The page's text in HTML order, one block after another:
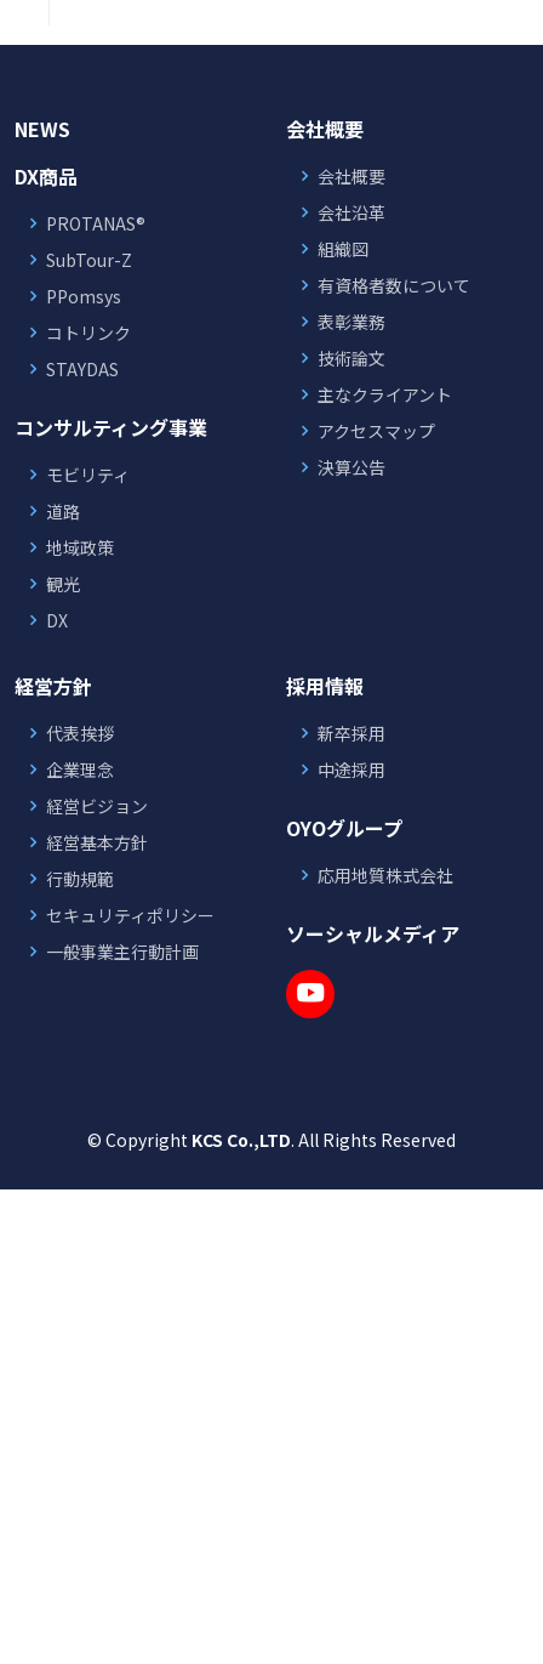
NEWS
DX商品
PROTANAS®
SubTour-Z
PPomsys
コトリンク
STAYDAS
コンサルティング事業
モビリティ
道路
地域政策
観光
DX
会社概要
会社概要
会社沿革
組織図
有資格者数について
表彰業務
技術論文
主なクライアント
アクセスマップ
決算公告
経営方針
代表挨拶
企業理念
経営ビジョン
経営基本方針
行動規範
セキュリティポリシー
一般事業主行動計画
採用情報
新卒採用
中途採用
OYOグループ
応用地質株式会社
ソーシャルメディア
© Copyright KCS Co.,LTD. All Rights Reserved